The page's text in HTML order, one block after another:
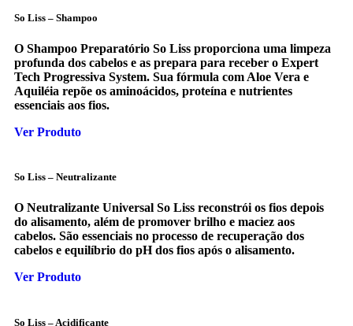
So Liss – Shampoo
O Shampoo Preparatório So Liss proporciona uma limpeza
profunda dos cabelos e as prepara para receber o Expert
Tech Progressiva System. Sua fórmula com Aloe Vera e
Aquiléia repõe os aminoácidos, proteína e nutrientes
essenciais aos fios.
Ver Produto
So Liss – Neutralizante
O Neutralizante Universal So Liss reconstrói os fios depois
do alisamento, além de promover brilho e maciez aos
cabelos. São essenciais no processo de recuperação dos
cabelos e equilíbrio do pH dos fios após o alisamento.
Ver Produto
So Liss – Acidificante